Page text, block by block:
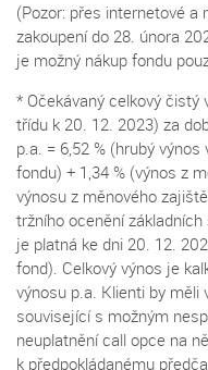
(Pozor: přes internetové a
zakoupení do 28. února
je možný nákup fondu
* Očekávaný celkový čistý
třídu k 20. 12. 2023) za
p.a. = 6,52 % (hrubý
fondu) + 1,34 % (výnos z
výnosu z měnového
tržního ocenění
je platná ke dni 20. 12.
fond). Celkový výnos je
výnosu p.a. Klienti by měli
související s možným
neuplatnění call opce na
k předpokládanému